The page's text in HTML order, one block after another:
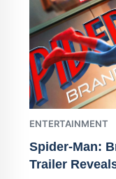
ENTERTAINMENT
Spider-Man:
Trailer